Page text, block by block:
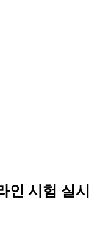
인 시험 실시